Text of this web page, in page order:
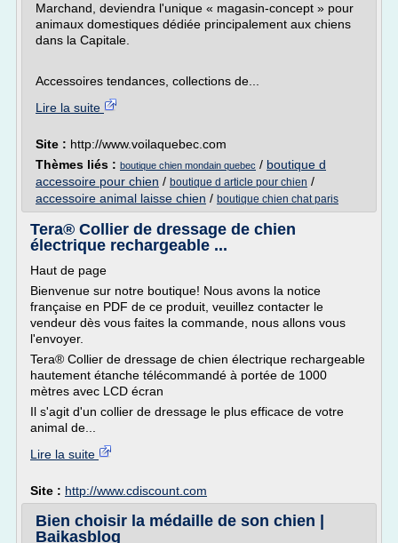
Marchand, deviendra l'unique « magasin-concept » pour
animaux domestiques dédiée principalement aux chiens
dans la Capitale.
Accessoires tendances, collections de...
Lire la suite
Site : http://www.voilaquebec.com
Thèmes liés : boutique chien mondain quebec / boutique d
accessoire pour chien / boutique d article pour chien /
accessoire animal laisse chien / boutique chien chat paris
Tera® Collier de dressage de chien
électrique rechargeable ...
Haut de page
Bienvenue sur notre boutique! Nous avons la notice
française en PDF de ce produit, veuillez contacter le
vendeur dès vous faites la commande, nous allons vous
l'envoyer.
Tera® Collier de dressage de chien électrique rechargeable
hautement étanche télécommandé à portée de 1000
mètres avec LCD écran
Il s'agit d'un collier de dressage le plus efficace de votre
animal de...
Lire la suite
Site : http://www.cdiscount.com
Bien choisir la médaille de son chien |
Baikasblog